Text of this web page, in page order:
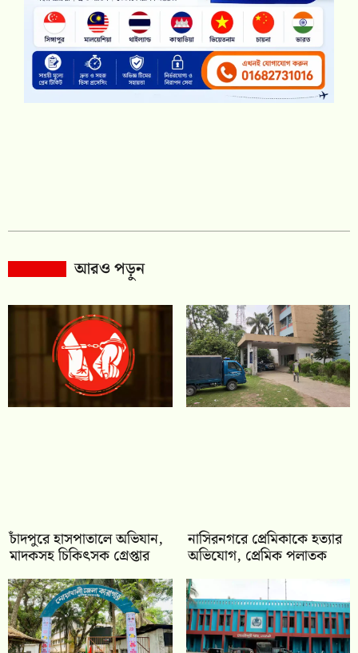
আরও পড়ুন
চাঁদপুরে হাসপাতালে অভিযান,
মাদকসহ চিকিৎসক গ্রেপ্তার
নাসিরনগরে প্রেমিকাকে হত্যার
অভিযোগ, প্রেমিক পলাতক